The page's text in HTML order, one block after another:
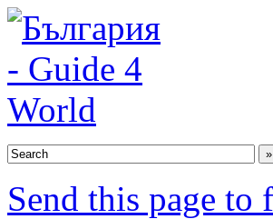
Send this page to